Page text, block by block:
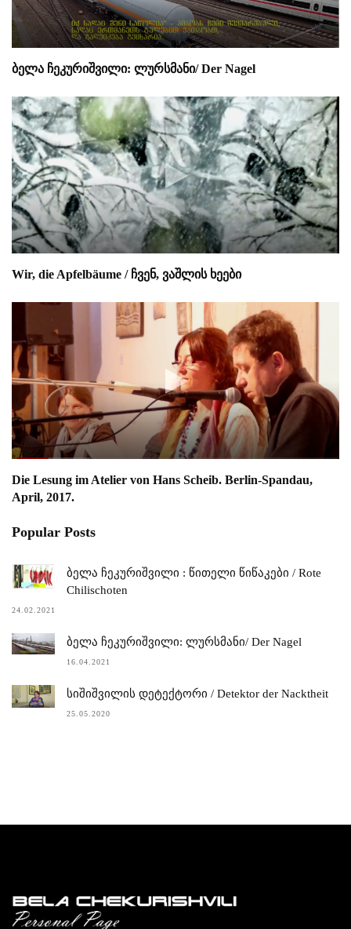
ბელა ჩეკურიშვილი: ლურსმანი/ Der Nagel
Wir, die Apfelbäume / ჩვენ, ვაშლის ხეები
Die Lesung im Atelier von Hans Scheib. Berlin-Spandau,
April, 2017.
Popular Posts
ბელა ჩეკურიშვილი : წითელი წიწაკები / Rote
Chilischoten
24.02.2021
ბელა ჩეკურიშვილი: ლურსმანი/ Der Nagel
16.04.2021
სიშიშვილის დეტექტორი / Detektor der Nacktheit
25.05.2020